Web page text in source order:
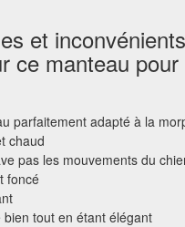
et
ce manteau
parfaitement adapté à la
chaud
pas les mouvements du
foncé
bien tout en étant élégant